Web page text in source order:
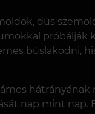
dús
próbálják
búslakodni,
hátrányának
nap mint nap.